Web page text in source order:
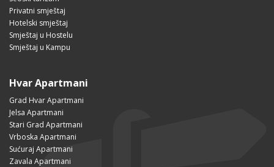
Privatni smještaj
Hotelski smještaj
Smještaj u Hostelu
Smještaj u Kampu
Hvar Apartmani
Grad Hvar Apartmani
Jelsa Apartmani
Stari Grad Apartmani
Vrboska Apartmani
Sućuraj Apartmani
Zavala Apartmani